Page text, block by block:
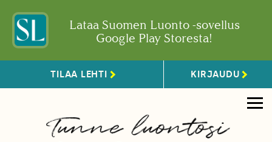
Lataa Suomen Luonto -sovellus
Google Play Storesta!
TILAA LEHTI KIRJAUDU